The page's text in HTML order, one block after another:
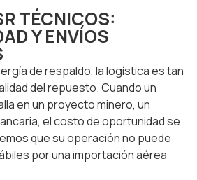
TÉCNICOS:
Y ENVÍOS
de respaldo, la logística es tan
del repuesto. Cuando un
en un proyecto minero, un
el costo de oportunidad se
que su operación no puede
por una importación aérea